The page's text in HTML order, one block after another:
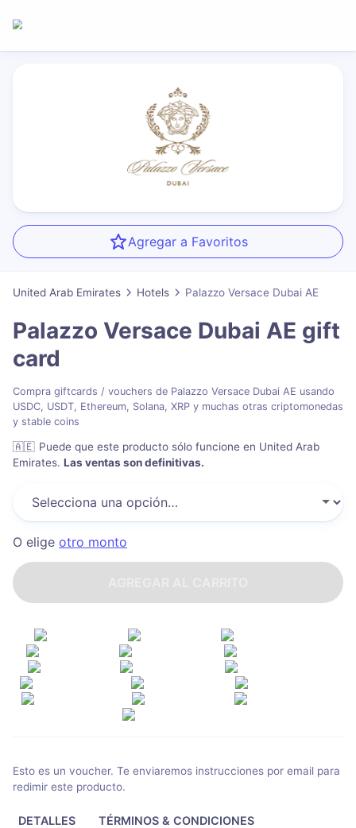
Agregar a Favoritos
United Arab Emirates Hotels Palazzo Versace Dubai AE
Palazzo Versace Dubai AE gift
card
Compra giftcards / vouchers de Palazzo Versace Dubai AE usando
USDC, USDT, Ethereum, Solana, XRP y muchas otras criptomonedas
y stable coins
🇦🇪 Puede que este producto sólo funcione en United Arab
Emirates. Las ventas son definitivas.
O elige otro monto
Esto es un voucher. Te enviaremos instrucciones por email para
redimir este producto.
DETALLES TÉRMINOS & CONDICIONES